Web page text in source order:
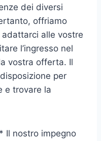
dei diversi
offriamo
alle vostre
l’ingresso nel
vostra offerta. Il
per
e trovare la
Il nostro impegno